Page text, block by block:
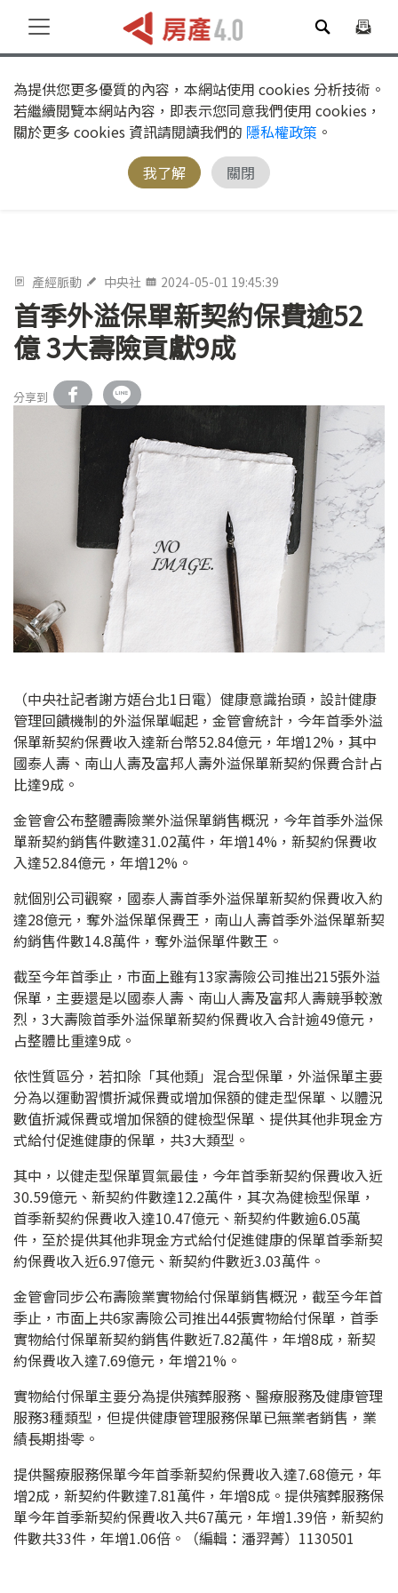
為提供您更多優質的內容，本網站使用 cookies 分析技術。
若繼續閱覽本網站內容，即表示您同意我們使用 cookies，
關於更多 cookies 資訊請閱讀我們的 隱私權政策 。
我了解
關閉
產經脈動 中央社 2024-05-01 19:45:39
首季外溢保單新契約保費逾52
億 3大壽險貢獻9成
分享到
（中央社記者謝方娪台北1日電）健康意識抬頭，設計健康
管理回饋機制的外溢保單崛起，金管會統計，今年首季外溢
保單新契約保費收入達新台幣52.84億元，年增12%，其中
國泰人壽、南山人壽及富邦人壽外溢保單新契約保費合計占
比達9成。
金管會公布整體壽險業外溢保單銷售概況，今年首季外溢保
單新契約銷售件數達31.02萬件，年增14%，新契約保費收
入達52.84億元，年增12%。
就個別公司觀察，國泰人壽首季外溢保單新契約保費收入約
達28億元，奪外溢保單保費王，南山人壽首季外溢保單新契
約銷售件數14.8萬件，奪外溢保單件數王。
截至今年首季止，市面上雖有13家壽險公司推出215張外溢
保單，主要還是以國泰人壽、南山人壽及富邦人壽競爭較激
烈，3大壽險首季外溢保單新契約保費收入合計逾49億元，
占整體比重達9成。
依性質區分，若扣除「其他類」混合型保單，外溢保單主要
分為以運動習慣折減保費或增加保額的健走型保單、以體況
數值折減保費或增加保額的健檢型保單、提供其他非現金方
式給付促進健康的保單，共3大類型。
其中，以健走型保單買氣最佳，今年首季新契約保費收入近
30.59億元、新契約件數達12.2萬件，其次為健檢型保單，
首季新契約保費收入達10.47億元、新契約件數逾6.05萬
件，至於提供其他非現金方式給付促進健康的保單首季新契
約保費收入近6.97億元、新契約件數近3.03萬件。
金管會同步公布壽險業實物給付保單銷售概況，截至今年首
季止，市面上共6家壽險公司推出44張實物給付保單，首季
實物給付保單新契約銷售件數近7.82萬件，年增8成，新契
約保費收入達7.69億元，年增21%。
實物給付保單主要分為提供殯葬服務、醫療服務及健康管理
服務3種類型，但提供健康管理服務保單已無業者銷售，業
績長期掛零。
提供醫療服務保單今年首季新契約保費收入達7.68億元，年
增2成，新契約件數達7.81萬件，年增8成。提供殯葬服務保
單今年首季新契約保費收入共67萬元，年增1.39倍，新契約
件數共33件，年增1.06倍。（編輯：潘羿菁）1130501